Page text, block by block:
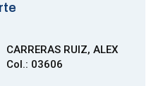
CARRERAS RUIZ, ALEX
Col.: 03606